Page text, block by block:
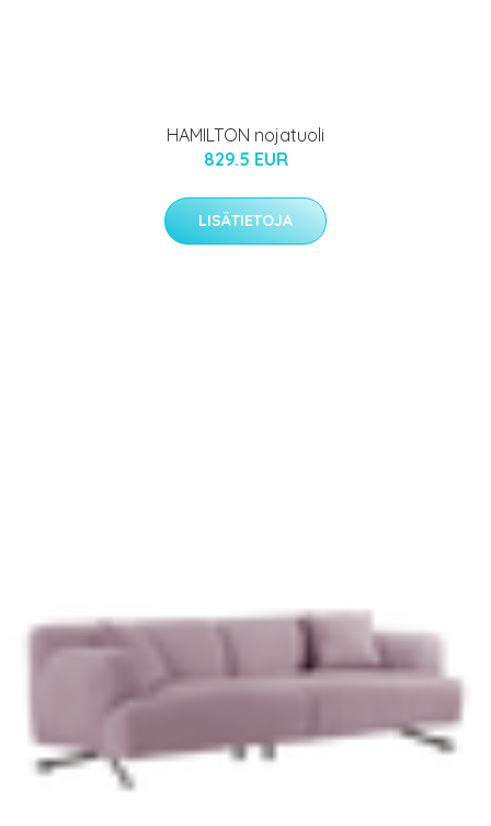
HAMILTON nojatuoli
829.5 EUR
LISÄTIETOJA